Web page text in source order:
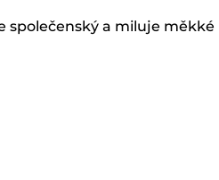
společenský a miluje